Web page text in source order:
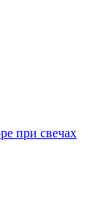
при свечах